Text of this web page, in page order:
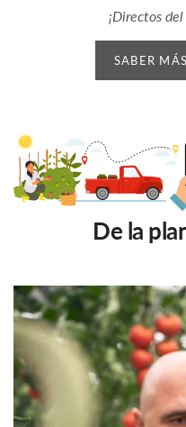
¡Directos
SABER
De la